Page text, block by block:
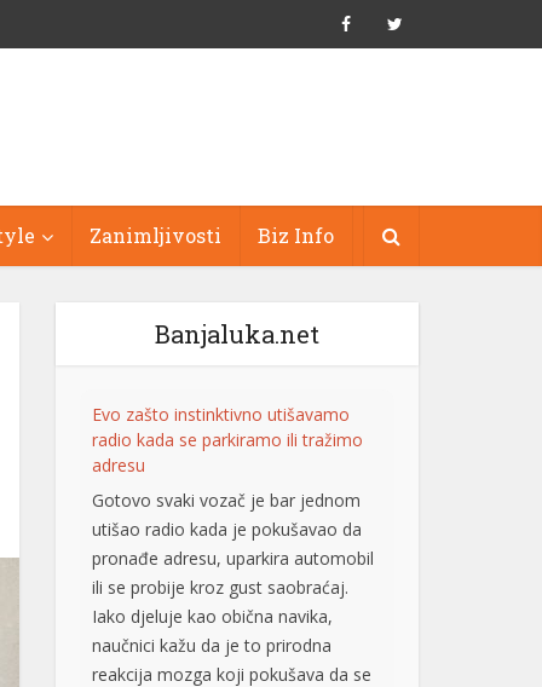
Zanimljivosti Biz Info
Banjaluka.net
Evo zašto instinktivno utišavamo
radio kada se parkiramo ili tražimo
adresu
Gotovo svaki vozač je bar jednom
utišao radio kada je pokušavao da
pronađe adresu, uparkira automobil
ili se probije kroz gust saobraćaj.
Iako djeluje kao obična navika,
naučnici kažu da je to prirodna
reakcija mozga koji pokušava da se